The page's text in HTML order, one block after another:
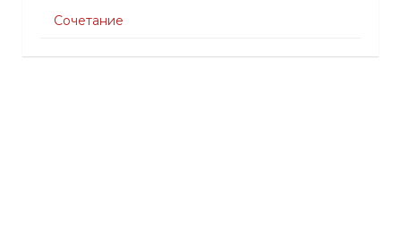
Сочетание